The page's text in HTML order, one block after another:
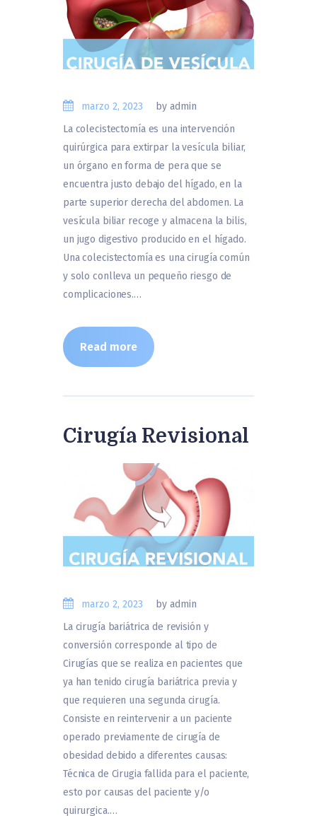
marzo 2, 2023
by admin
La colecistectomía es una intervención
quirúrgica para extirpar la vesícula biliar,
un órgano en forma de pera que se
encuentra justo debajo del hígado, en la
parte superior derecha del abdomen. La
vesícula biliar recoge y almacena la bilis,
un jugo digestivo producido en el hígado.
Una colecistectomía es una cirugía común
y solo conlleva un pequeño riesgo de
complicaciones.…
Read more
Cirugía Revisional
marzo 2, 2023
by admin
La cirugía bariátrica de revisión y
conversión corresponde al tipo de
Cirugías que se realiza en pacientes que
ya han tenido cirugía bariátrica previa y
que requieren una segunda cirugía.
Consiste en reintervenir a un paciente
operado previamente de cirugía de
obesidad debido a diferentes causas:
Técnica de Cirugia fallida para el paciente,
esto por causas del paciente y/o
quirurgica.…